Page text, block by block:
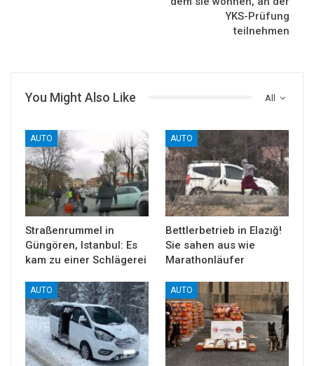
YKS-Prüfung
teilnehmen
All
You Might Also Like
AUTO
Straßenrummel in
Güngören, Istanbul: Es
kam zu einer Schlägerei
AUTO
Bettlerbetrieb in Elazığ!
Sie sahen aus wie
Marathonläufer
AUTO AUTO